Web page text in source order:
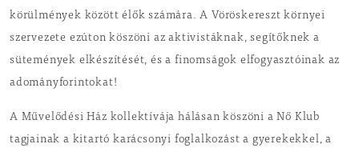
körülmények között élők számára. A Vöröskereszt környei
szervezete ezúton köszöni az aktivistáknak, segítőknek a
sütemények elkészítését, és a finomságok elfogyasztóinak az
adományforintokat!
A Művelődési Ház kollektívája hálásan köszöni a Nő Klub
tagjainak a kitartó karácsonyi foglalkozást a gyerekekkel, a